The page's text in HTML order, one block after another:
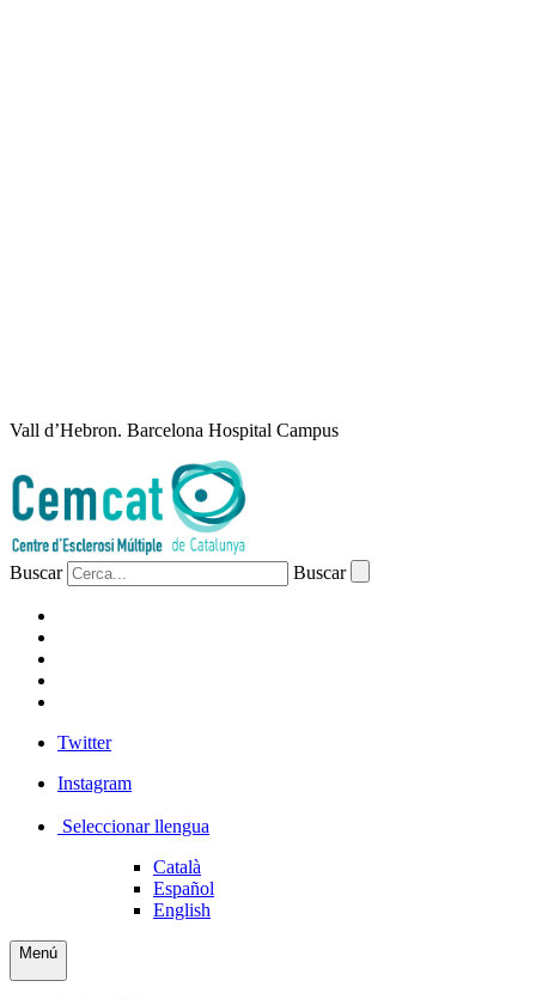
Vall d’Hebron. Barcelona Hospital Campus
Buscar Buscar
Twitter
Instagram
Seleccionar llengua
Català
Español
English
Menú